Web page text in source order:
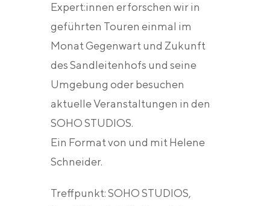
Expert:innen erforschen wir in
geführten Touren einmal im
Monat Gegenwart und Zukunft
des Sandleitenhofs und seine
Umgebung oder besuchen
aktuelle Veranstaltungen in den
SOHO STUDIOS.
Ein Format von und mit Helene
Schneider.
Treffpunkt: SOHO STUDIOS,